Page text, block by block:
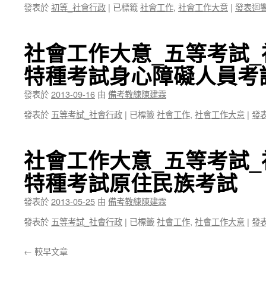
發表於初等_社會行政 | 已標籤社會工作, 社會工作大意 | 發表迴
社會工作大意_五等考試
特種考試身心障礙人員考
發表於2013-09-16 由 備考教練陳建霖
發表於 五等考試_社會行政 | 已標籤社會工作, 社會工作大意 | 發
社會工作大意_五等考試
特種考試原住民族考試
發表於2013-05-25 由 備考教練陳建霖
發表於 五等考試_社會行政 | 已標籤社會工作, 社會工作大意 | 發
← 較早文章